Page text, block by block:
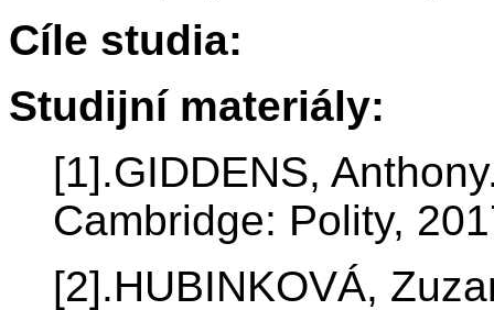
Cíle studia:
Studijní materiály:
[1].GIDDENS,
Cambridge: Polity,
[2].HUBINKOVÁ,